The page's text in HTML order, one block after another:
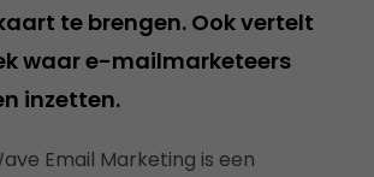
te brengen. Ook vertelt
waar e-mailmarketeers
inzetten.
Email Marketing is een